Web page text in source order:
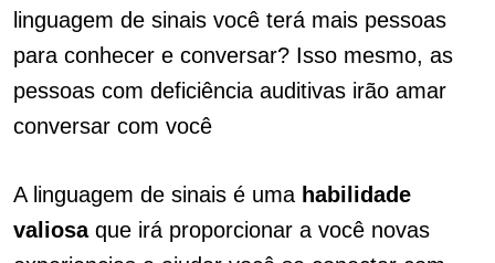
linguagem de sinais você terá mais pessoas
para conhecer e conversar? Isso mesmo, as
pessoas com deficiência auditivas irão amar
conversar com você
A linguagem de sinais é uma habilidade
valiosaque irá proporcionar a você novas